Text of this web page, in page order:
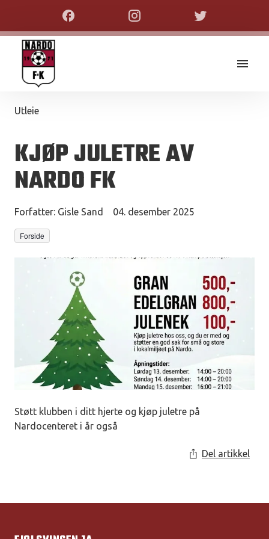
Utleie
KJØP JULETRE AV
NARDO FK
Forfatter: Gisle Sand 04. desember 2025
Forside
Støtt klubben i ditt hjerte og kjøp juletre på
Nardocenteret i år også
Del artikkel